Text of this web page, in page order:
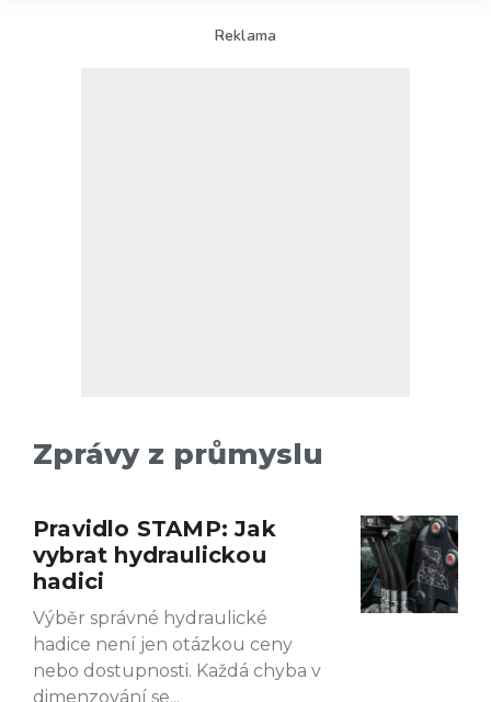
Zprávy z průmyslu
Pravidlo STAMP: Jak
vybrat hydraulickou
hadici
Výběr správné hydraulické
hadice není jen otázkou ceny
nebo dostupnosti. Každá chyba v
dimenzování se
PagePagePage
Reklama